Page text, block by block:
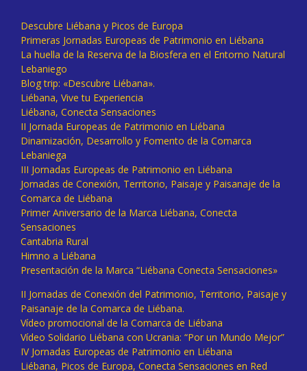
Descubre Liébana y Picos de Europa
Primeras Jornadas Europeas de Patrimonio en Liébana
La huella de la Reserva de la Biosfera en el Entorno Natural
Lebaniego
Blog trip: «Descubre Liébana».
Liébana, Vive tu Experiencia
Liébana, Conecta Sensaciones
II Jornada Europeas de Patrimonio en Liébana
Dinamización, Desarrollo y Fomento de la Comarca
Lebaniega
III Jornadas Europeas de Patrimonio en Liébana
Jornadas de Conexión, Territorio, Paisaje y Paisanaje de la
Comarca de Liébana
Primer Aniversario de la Marca Liébana, Conecta
Sensaciones
Cantabria Rural
Himno a Liébana
Presentación de la Marca “Liébana Conecta Sensaciones»
II Jornadas de Conexión del Patrimonio, Territorio, Paisaje y
Paisanaje de la Comarca de Liébana.
Vídeo promocional de la Comarca de Liébana
Vídeo Solidario Liébana con Ucrania: “Por un Mundo Mejor”
IV Jornadas Europeas de Patrimonio en Liébana
Liébana, Picos de Europa, Conecta Sensaciones en Red